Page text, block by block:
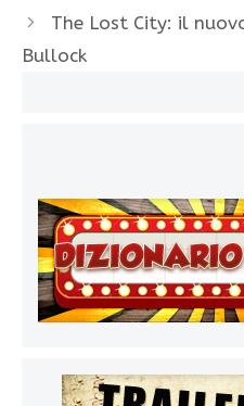
The Lost City: il
Bullock